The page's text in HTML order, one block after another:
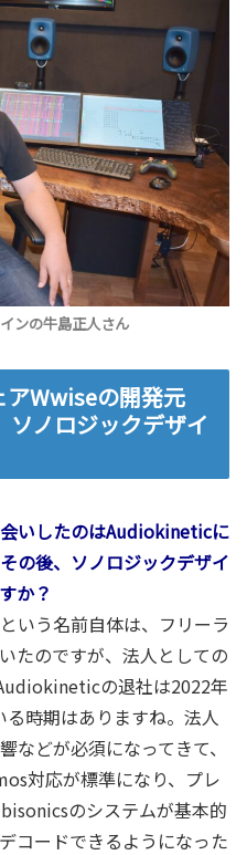
ンの牛島正人さん
アWwiseの開発元
ノロジックデザイ
いしたのはAudiokineticに
の後、ソノロジックデザイ
か？
いう名前自体は、フリーラ
たのですが、法人としての
の退社は2022年
時期はありますね。法人
などが必須になってきて、
対応が標準になり、プレ
のシステムが基本的
コードできるようになった